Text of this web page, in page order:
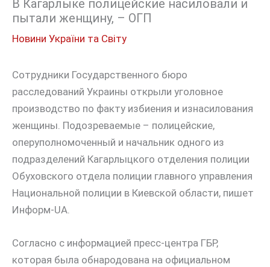
В Кагарлыке полицейские насиловали и
пытали женщину, – ОГП
Новини України та Світу
Сотрудники Государственного бюро
расследований Украины открыли уголовное
производство по факту избиения и изнасилования
женщины. Подозреваемые – полицейские,
оперуполномоченный и начальник одного из
подразделений Кагарлыцкого отделения полиции
Обуховского отдела полиции главного управления
Национальной полиции в Киевской области, пишет
Информ-UA.
Согласно с информацией пресс-центра ГБР,
которая была обнародована на официальном